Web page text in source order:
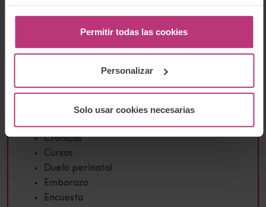
Permitir todas las cookies
Personalizar
Solo usar cookies necesarias
Aborto
Comunidad
Crónicas
Cursos
Duelo perinatal
Embarazo
Encuesta